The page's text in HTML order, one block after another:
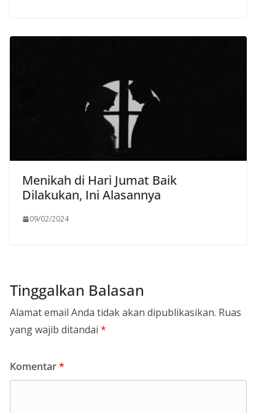
Menikah di Hari Jumat Baik
Dilakukan, Ini Alasannya
09/02/2024
Tinggalkan Balasan
Alamat email Anda tidak akan dipublikasikan. Ruas
yang wajib ditandai *
Komentar*